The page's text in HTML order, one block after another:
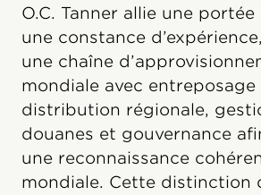
O.C. Tanner allie une
une constance
une chaîne
mondiale avec entreposage
distribution régionale,
douanes et gouvernance
une reconnaissance
mondiale. Cette distinction